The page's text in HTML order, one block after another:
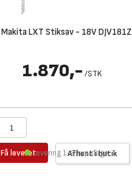
Makita LXT Stiksav - 18V DJV181Z
1.870,- /STK
Få leveret Afhent i butik
Levering 1-2 hverdage